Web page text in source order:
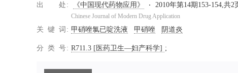
出处 《中国现代药物应用》 2010年第14期153-154,共2
Chinese Journal of Modern Drug Application
关键词 甲硝唑氯已啶洗液 甲硝唑 阴道炎
分类号 R711.3 [医药卫生—妇产科学]